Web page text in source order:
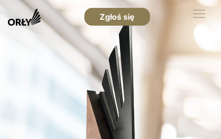
Zgłoś się